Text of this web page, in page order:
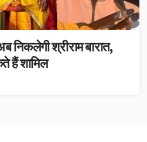
निकलेगी श्रीराम बारात,
हैं शामिल